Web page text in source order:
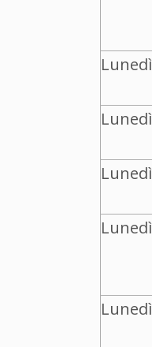
Lunedì
Lunedì
Lunedì
Lunedì
Lunedì